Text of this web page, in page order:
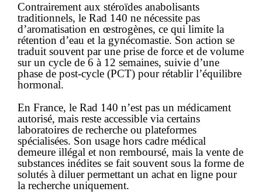
Contrairement aux stéroïdes anabolisants
traditionnels, le Rad 140 ne nécessite pas
d’aromatisation en œstrogènes, ce qui limite la
rétention d’eau et la gynécomastie. Son action se
traduit souvent par une prise de force et de volume
sur un cycle de 6 à 12 semaines, suivie d’une
phase de post-cycle (PCT) pour rétablir l’équilibre
hormonal.
En France, le Rad 140 n’est pas un médicament
autorisé, mais reste accessible via certains
laboratoires de recherche ou plateformes
spécialisées. Son usage hors cadre médical
demeure illégal et non remboursé, mais la vente de
substances inédites se fait souvent sous la forme de
solutés à diluer permettant un achat en ligne pour
la recherche uniquement.